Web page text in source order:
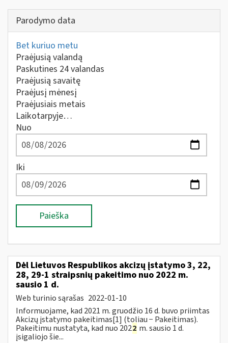
Parodymo data
Bet kuriuo metu
Praėjusią valandą
Paskutines 24 valandas
Praėjusią savaitę
Praėjusį mėnesį
Praėjusiais metais
Laikotarpyje…
Nuo
Iki
Paieška
Dėl Lietuvos Respublikos akcizų įstatymo 3, 22,
28, 29-1 straipsnių pakeitimo nuo 2022 m.
sausio 1 d.
Web turinio sąrašas 2022-01-10
Informuojame, kad 2021 m. gruodžio 16 d. buvo priimtas
Akcizų įstatymo pakeitimas[1] (toliau − Pakeitimas).
Pakeitimu nustatyta, kad nuo 2022 m. sausio 1 d.
įsigaliojo šie...